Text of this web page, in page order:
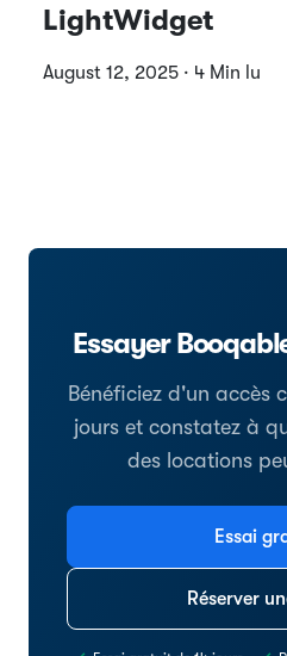
LightWidget
August 12, 2025 · 4 Min lu
Essayer
Bénéficiez d'un accès
jours et constatez à
des locations
Essai
Réserver